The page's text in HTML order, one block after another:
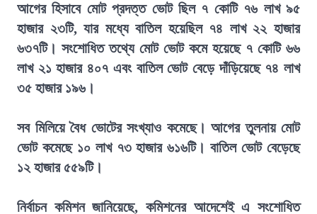
আগের হিসাবে মোট প্রদত্ত ভোট ছিল ৭ কোটি ৭৬ লাখ ৯৫
হাজার ২৩টি, যার মধ্যে বাতিল হয়েছিল ৭৪ লাখ ২২ হাজার
৬৩৭টি। সংশোধিত তথ্যে মোট ভোট কমে হয়েছে ৭ কোটি ৬৬
লাখ ২১ হাজার ৪০৭ এবং বাতিল ভোট বেড়ে দাঁড়িয়েছে ৭৪ লাখ
৩৫ হাজার ১৯৬।
সব মিলিয়ে বৈধ ভোটের সংখ্যাও কমেছে। আগের তুলনায় মোট
ভোট কমেছে ১০ লাখ ৭৩ হাজার ৬১৬টি। বাতিল ভোট বেড়েছে
১২ হাজার ৫৫৯টি।
নির্বাচন কমিশন জানিয়েছে, কমিশনের আদেশেই এ সংশোধিত